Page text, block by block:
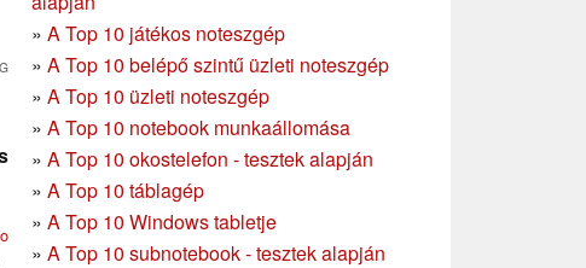
» A Top 10 játékos noteszgép
» A Top 10 belépő szintű üzleti noteszgép
» A Top 10 üzleti noteszgép
» A Top 10 notebook munkaállomása
» A Top 10 okostelefon - tesztek alapján
» A Top 10 táblagép
» A Top 10 Windows tabletje
» A Top 10 subnotebook - tesztek alapján